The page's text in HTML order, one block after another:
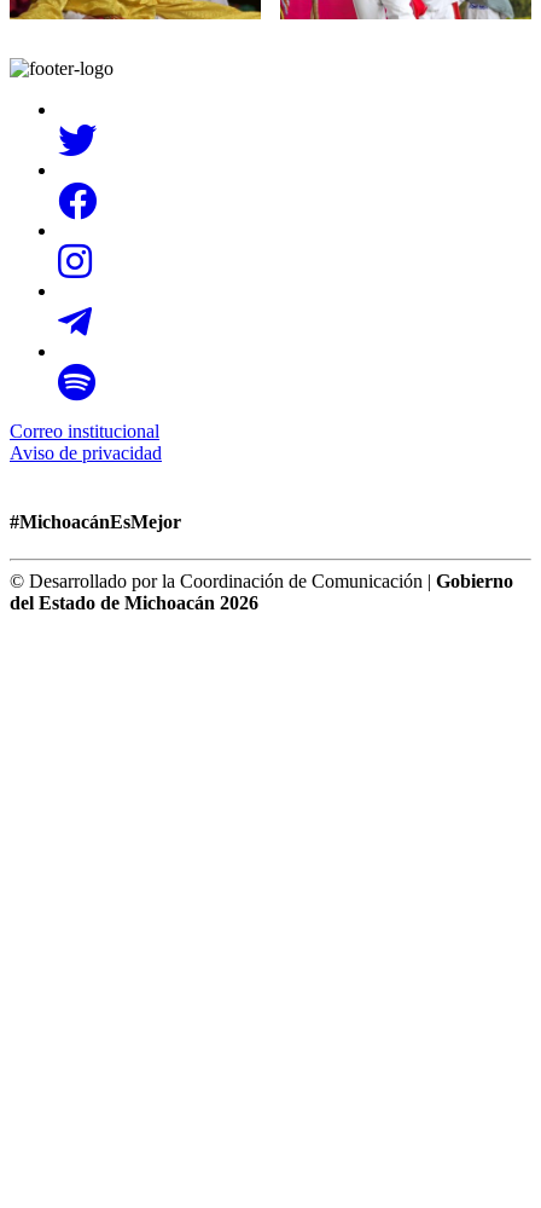
Correo institucional
Aviso de privacidad
#MichoacánEsMejor
© Desarrollado por la Coordinación de Comunicación | Gobierno
del Estado de Michoacán 2026